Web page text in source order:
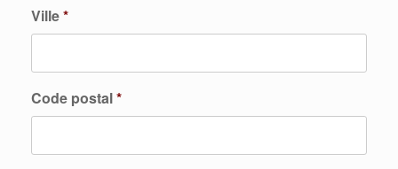
Ville*
Code postal*